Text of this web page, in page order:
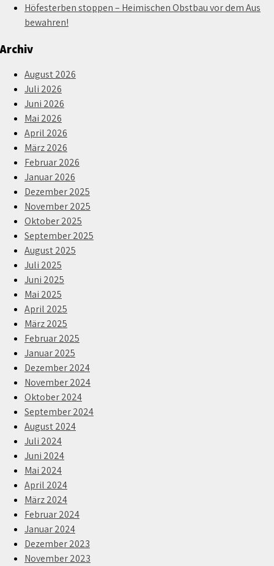
Höfesterben stoppen – Heimischen Obstbau vor dem Aus
bewahren!
Archiv
August 2026
Juli 2026
Juni 2026
Mai 2026
April 2026
März 2026
Februar 2026
Januar 2026
Dezember 2025
November 2025
Oktober 2025
September 2025
August 2025
Juli 2025
Juni 2025
Mai 2025
April 2025
März 2025
Februar 2025
Januar 2025
Dezember 2024
November 2024
Oktober 2024
September 2024
August 2024
Juli 2024
Juni 2024
Mai 2024
April 2024
März 2024
Februar 2024
Januar 2024
Dezember 2023
November 2023